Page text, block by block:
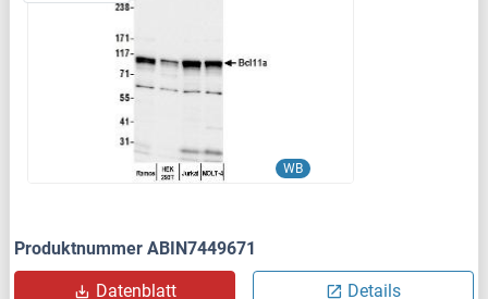
WB
Produktnummer ABIN7449671
Datenblatt Details